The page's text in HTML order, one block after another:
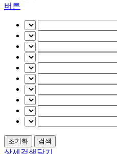
버튼
상세검색닫기